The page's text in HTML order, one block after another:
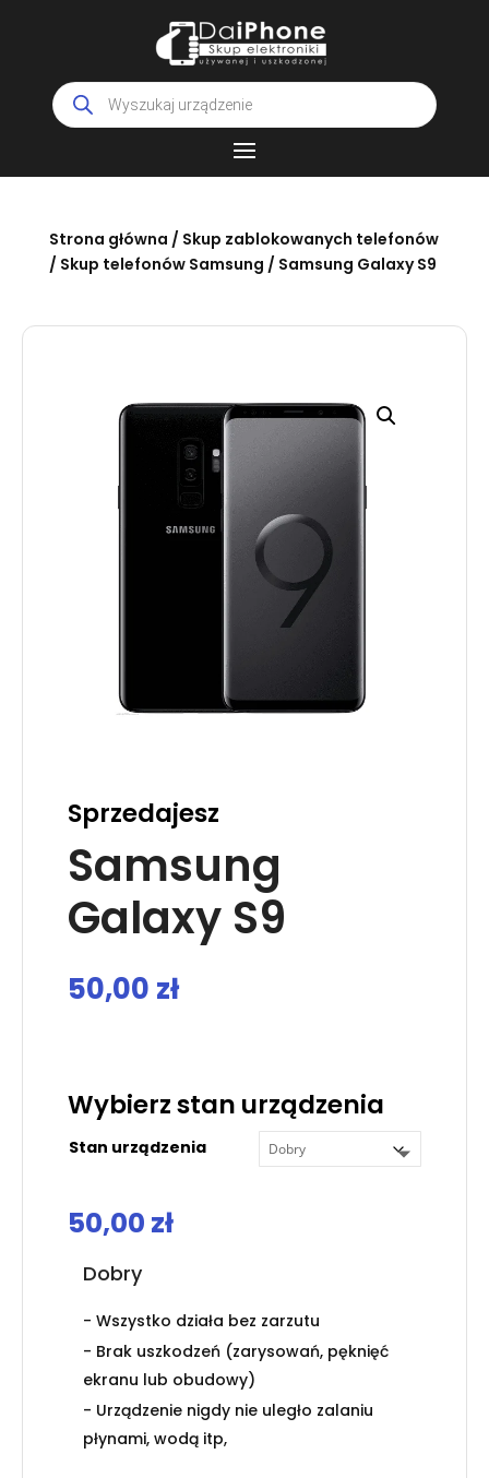
Wyszukiwarka
produktów
Strona główna / Skup zablokowanych telefonów
/ Skup telefonów Samsung / Samsung Galaxy S9
Sprzedajesz
Samsung
Galaxy S9
50,00 zł
Wybierz stan urządzenia
Stan urządzenia
50,00 zł
Dobry
- Wszystko działa bez zarzutu
- Brak uszkodzeń (zarysowań, pęknięć
ekranu lub obudowy)
- Urządzenie nigdy nie uległo zalaniu
płynami, wodą itp,